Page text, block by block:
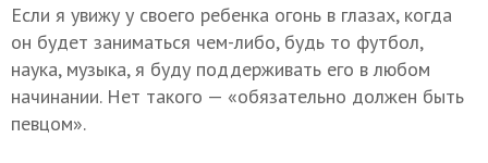
Если я увижу у своего ребенка огонь в глазах, когда
он будет заниматься чем-либо, будь то футбол,
наука, музыка, я буду поддерживать его в любом
начинании. Нет такого — «обязательно должен быть
певцом».